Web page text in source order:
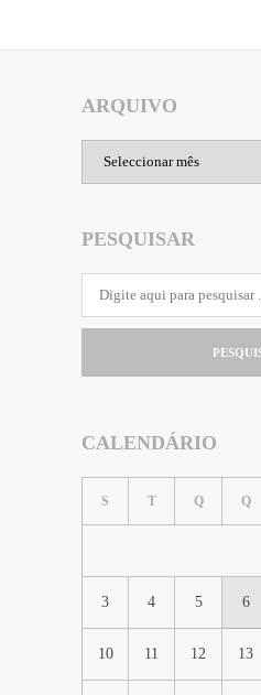
ARQUIVO
PESQUISAR
CALENDÁRIO
S T Q Q
3 4 5 6
10 11 12 13